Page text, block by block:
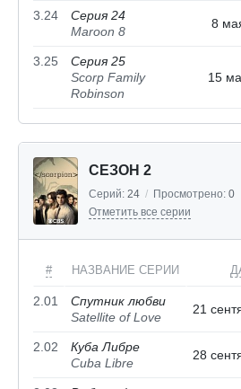
3.24
Серия 24
Maroon 8
8
3.25
Серия 25
Scorp Family
Robinson
15
СЕЗОН 2
Серий: 24 / Просмотрено: 0
Отметить все серии
# НАЗВАНИЕ СЕРИИ
2.01
Спутник любви
Satellite of Love
21
2.02
Куба Либре
Cuba Libre
28